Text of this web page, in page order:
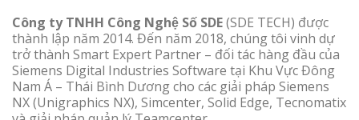
Công ty TNHH Công Nghệ Số SDE(SDE TECH) được
thành lập năm 2014. Đến năm 2018, chúng tôi vinh dự
trở thành Smart Expert Partner – đối tác hàng đầu của
Siemens Digital Industries Software tại Khu Vực Đông
Nam Á – Thái Bình Dương cho các giải pháp Siemens
NX (Unigraphics NX), Simcenter, Solid Edge, Tecnomatix